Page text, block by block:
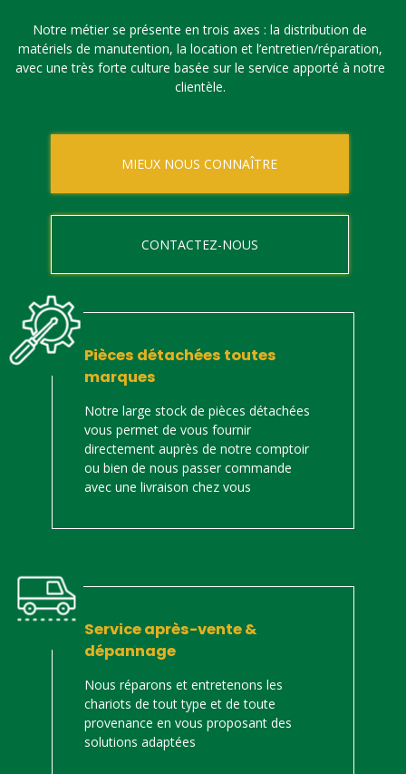
Notre métier se présente en trois axes : la distribution de
matériels de manutention, la location et l’entretien/réparation,
avec une très forte culture basée sur le service apporté à notre
clientèle.
MIEUX NOUS CONNAÎTRE
CONTACTEZ-NOUS
Pièces détachées toutes
marques
Notre large stock de pièces détachées
vous permet de vous fournir
directement auprès de notre comptoir
ou bien de nous passer commande
avec une livraison chez vous
Service après-vente &
dépannage
Nous réparons et entretenons les
chariots de tout type et de toute
provenance en vous proposant des
solutions adaptées